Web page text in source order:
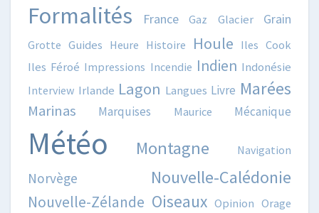
Formalités France Gaz Glacier Grain
Grotte Guides Heure Histoire Houle Iles Cook
Iles Féroé Impressions Incendie Indien Indonésie
Interview Irlande Lagon Langues Livre Marées
Marinas Marquises Maurice Mécanique
Météo Montagne Navigation
Norvège Nouvelle-Calédonie
Nouvelle-Zélande Oiseaux Opinion Orage